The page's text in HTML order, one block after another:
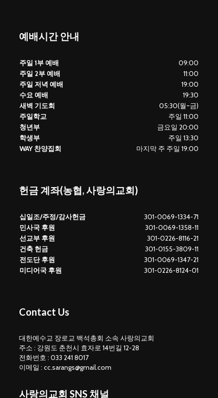
예배시간 안내
주일 1부 예배
09:00
주일 2부 예배
11:00
주일 저녁 예배
19:00
수요 예배
19:30
새벽 기도회
05:30(월~금)
주일학교
주일 11:00
청년부
금요일 20:00
학생부
주일 13:30
WAY 찬양집회
마지막 주 주일 19:00
헌금 계좌(농협, 사랑의교회)
십일조/주정/감사헌금
301-0069-1334-71
민사국 후원
301-0069-1358-11
선교부 후원
301-0226-8116-21
건축 헌금
301-0155-3809-11
전도단 후원
301-0069-1347-21
미디어국 후원
301-0226-8124-01
Contact Us
대한예수교 장로교 백석총회 소속 사랑의교회
주소 : 강원도 춘천시 효자로 14번길 12-28
전화번호 : 033 241 8017
이메일 : cc.sarangs@gmail.com
사랑의교회 SNS 채널